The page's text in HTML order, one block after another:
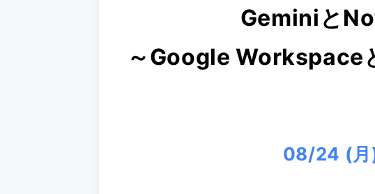
Geminiと
～Google Workspace
08/24 (